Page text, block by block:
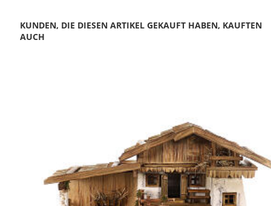
KUNDEN, DIE DIESEN ARTIKEL GEKAUFT HABEN, KAUFTEN
AUCH